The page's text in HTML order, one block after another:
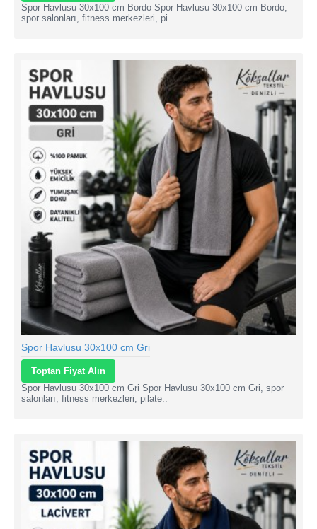
Spor Havlusu 30x100 cm Bordo Spor Havlusu 30x100 cm Bordo,
spor salonları, fitness merkezleri, pi..
Spor Havlusu 30x100 cm Gri
Toptan Fiyat Alın
Spor Havlusu 30x100 cm Gri Spor Havlusu 30x100 cm Gri, spor
salonları, fitness merkezleri, pilate..